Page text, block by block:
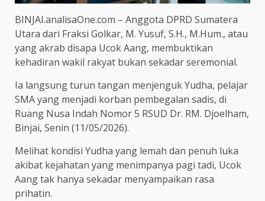
BINJAI.analisaOne.com – Anggota DPRD Sumatera
Utara dari Fraksi Golkar, M. Yusuf, S.H., M.Hum., atau
yang akrab disapa Ucok Aang, membuktikan
kehadiran wakil rakyat bukan sekadar seremonial.
Ia langsung turun tangan menjenguk Yudha, pelajar
SMA yang menjadi korban pembegalan sadis, di
Ruang Nusa Indah Nomor 5 RSUD Dr. RM. Djoelham,
Binjai, Senin (11/05/2026).
Melihat kondisi Yudha yang lemah dan penuh luka
akibat kejahatan yang menimpanya pagi tadi, Ucok
Aang tak hanya sekadar menyampaikan rasa
prihatin.